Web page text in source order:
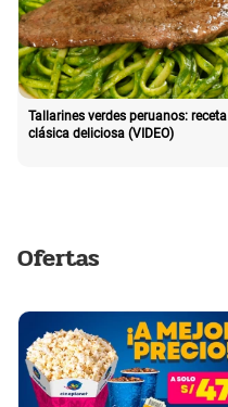
Tallarines verdes peruanos: receta
clásica deliciosa (VIDEO)
Ofertas